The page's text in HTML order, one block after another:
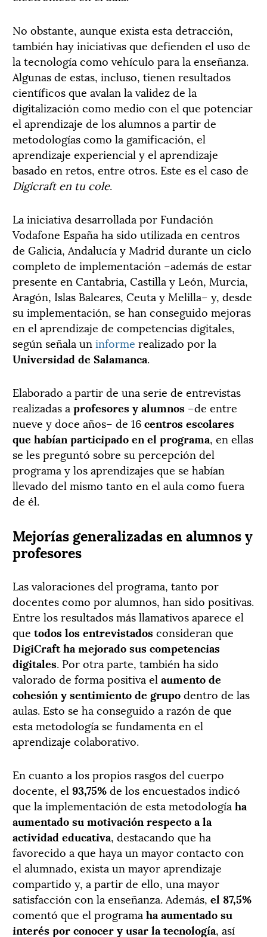
No obstante, aunque exista esta detracción,
también hay iniciativas que defienden el uso de
la tecnología como vehículo para la enseñanza.
Algunas de estas, incluso, tienen resultados
científicos que avalan la validez de la
digitalización como medio con el que potenciar
el aprendizaje de los alumnos a partir de
metodologías como la gamificación, el
aprendizaje experiencial y el aprendizaje
basado en retos, entre otros. Este es el caso de
Digicraft en tu cole.
La iniciativa desarrollada por Fundación
Vodafone España ha sido utilizada en centros
de Galicia, Andalucía y Madrid durante un ciclo
completo de implementación –además de estar
presente en Cantabria, Castilla y León, Murcia,
Aragón, Islas Baleares, Ceuta y Melilla– y, desde
su implementación, se han conseguido mejoras
en el aprendizaje de competencias digitales,
según señala un informe realizado por la
Universidad de Salamanca.
Elaborado a partir de una serie de entrevistas
realizadas a profesores y alumnos –de entre
nueve y doce años– de 16centros escolares
que habían participado en el programa, en ellas
se les preguntó sobre su percepción del
programa y los aprendizajes que se habían
llevado del mismo tanto en el aula como fuera
de él.
Mejorías generalizadas en alumnos y
profesores
Las valoraciones del programa, tanto por
docentes como por alumnos, han sido positivas.
Entre los resultados más llamativos aparece el
que todos los entrevistadosconsideran que
DigiCraft ha mejorado sus competencias
digitales. Por otra parte, también ha sido
valorado de forma positiva el aumento de
cohesión y sentimiento de grupodentro de las
aulas. Esto se ha conseguido a razón de que
esta metodología se fundamenta en el
aprendizaje colaborativo.
En cuanto a los propios rasgos del cuerpo
docente, el 93,75%de los encuestados indicó
que la implementación de esta metodología ha
aumentado su motivación respecto a la
actividad educativa, destacando que ha
favorecido a que haya un mayor contacto con
el alumnado, exista un mayor aprendizaje
compartido y, a partir de ello, una mayor
satisfacción con la enseñanza. Además, el 87,5%
comentó que el programa ha aumentado su
interés por conocer y usar la tecnología, así